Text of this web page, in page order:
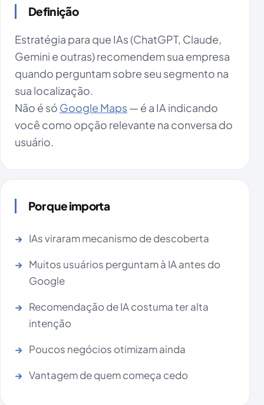
Definição
Estratégia para que IAs (ChatGPT, Claude,
Gemini e outras) recomendem sua empresa
quando perguntam sobre seu segmento na
sua localização.
Não é só Google Maps— é a IA indicando
você como opção relevante na conversa do
usuário.
Por que importa
IAs viraram mecanismo de descoberta
Muitos usuários perguntam à IA antes do
Google
Recomendação de IA costuma ter alta
intenção
Poucos negócios otimizam ainda
Vantagem de quem começa cedo